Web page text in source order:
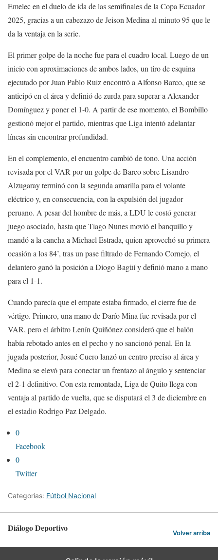
Emelec en el duelo de ida de las semifinales de la Copa Ecuador
2025, gracias a un cabezazo de Jeison Medina al minuto 95 que le
da la ventaja en la serie.
El primer golpe de la noche fue para el cuadro local. Luego de un
inicio con aproximaciones de ambos lados, un tiro de esquina
ejecutado por Juan Pablo Ruiz encontró a Alfonso Barco, que se
anticipó en el área y definió de zurda para superar a Alexander
Domínguez y poner el 1-0. A partir de ese momento, el Bombillo
gestionó mejor el partido, mientras que Liga intentó adelantar
líneas sin encontrar profundidad.
En el complemento, el encuentro cambió de tono. Una acción
revisada por el VAR por un golpe de Barco sobre Lisandro
Alzugaray terminó con la segunda amarilla para el volante
eléctrico y, en consecuencia, con la expulsión del jugador
peruano. A pesar del hombre de más, a LDU le costó generar
juego asociado, hasta que Tiago Nunes movió el banquillo y
mandó a la cancha a Michael Estrada, quien aprovechó su primera
ocasión a los 84’, tras un pase filtrado de Fernando Cornejo, el
delantero ganó la posición a Diogo Bagüí y definió mano a mano
para el 1-1.
Cuando parecía que el empate estaba firmado, el cierre fue de
vértigo. Primero, una mano de Darío Mina fue revisada por el
VAR, pero el árbitro Lenín Quiñónez consideró que el balón
había rebotado antes en el pecho y no sancionó penal. En la
jugada posterior, Josué Cuero lanzó un centro preciso al área y
Medina se elevó para conectar un frentazo al ángulo y sentenciar
el 2-1 definitivo. Con esta remontada, Liga de Quito llega con
ventaja al partido de vuelta, que se disputará el 3 de diciembre en
el estadio Rodrigo Paz Delgado.
0
Facebook
0
Twitter
Categorías: Fútbol Nacional
Diálogo Deportivo Volver arriba